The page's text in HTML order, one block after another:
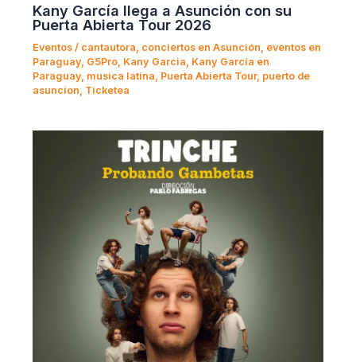
Kany García llega a Asunción con su
Puerta Abierta Tour 2026
Eventos / cantautora conciertos en Asunción eventos en
Paraguay G5Pro Kany Garcia Kany García en
Paraguay musica latina Puerta Abierta Tour, puerto de
asuncion Ticketea